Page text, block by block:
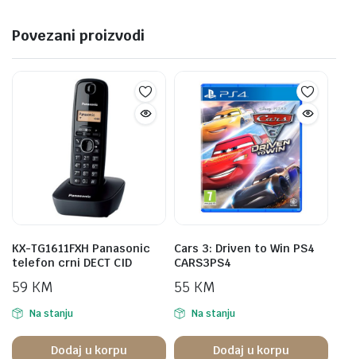
Povezani proizvodi
KX-TG1611FXH Panasonic
telefon crni DECT CID
59 KM
Na stanju
Dodaj u korpu
Cars 3: Driven to Win PS4
CARS3PS4
55 KM
Na stanju
Dodaj u korpu